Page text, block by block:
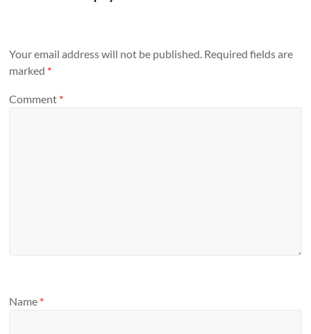
Your email address will not be published. Required fields are
marked *
Comment *
Name *